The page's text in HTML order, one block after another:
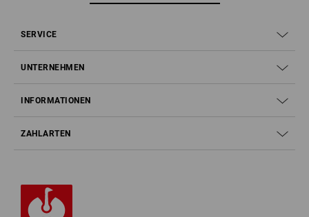
SERVICE
UNTERNEHMEN
INFORMATIONEN
ZAHLARTEN